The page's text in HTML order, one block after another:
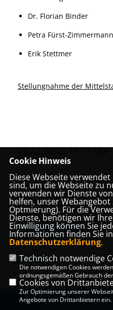
Dr. Florian Binder
Petra Fürst-Zimmermann
Erik Stettmer
Stellungnahme der
03.12.2012, 19:13 Uhr
KONTAKT
@2026 CSU Mittelstandsunion
Cookie Hinweis
Diese Webseite
sind, um die Webseite zu
verwenden wir Dienste
helfen, unser
Optmierung). Für die
Dienste, benötigen wir
Einwilligung können Sie
Informationen finden Sie
Datenschutzerklärung.
Technisch notwendige
Die notwendigen Cookies
ordnungsgemäßen Gebrauch
Cookies von
Zur Optimierung unserer
Angebote von Drittanbietern ein.